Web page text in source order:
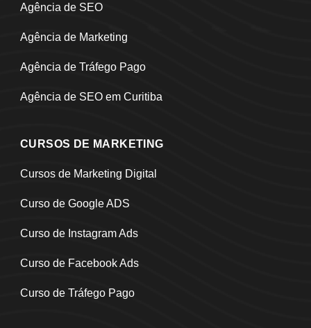
Agência de SEO
Agência de Marketing
Agência de Tráfego Pago
Agência de SEO em Curitiba
CURSOS DE MARKETING
Cursos de Marketing Digital
Curso de Google ADS
Curso de Instagram Ads
Curso de Facebook Ads
Curso de Tráfego Pago